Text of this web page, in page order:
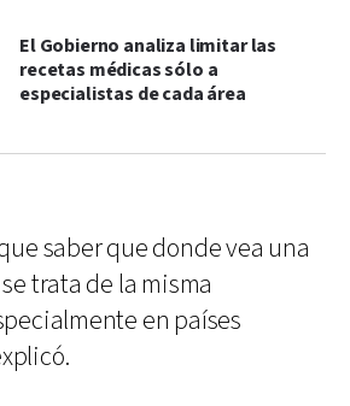
El Gobierno analiza limitar las
recetas médicas sólo a
especialistas de cada área
saber que donde vea una
trata de la misma
en países